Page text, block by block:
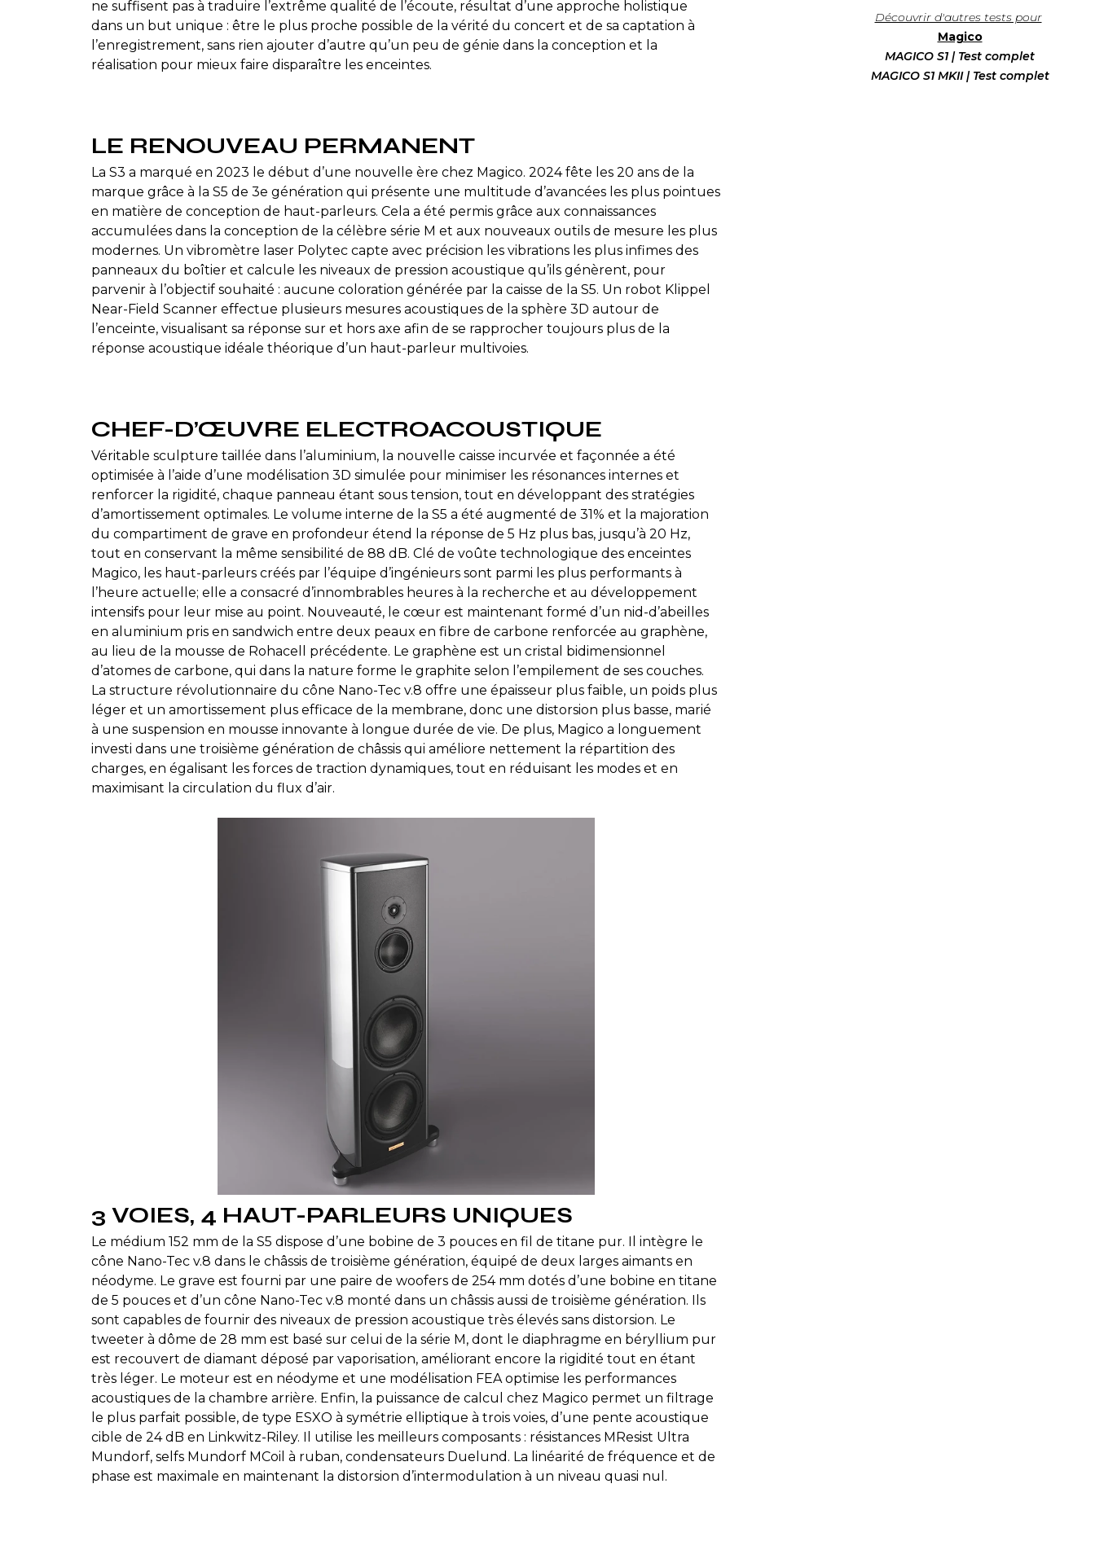
ne suffisent pas à traduire l’extrême qualité de l’écoute, résultat d’une approche holistique
dans un but unique : être le plus proche possible de la vérité du concert et de sa captation à
l’enregistrement, sans rien ajouter d’autre qu’un peu de génie dans la conception et la
réalisation pour mieux faire disparaître les enceintes.
LE RENOUVEAU PERMANENT
La S3 a marqué en 2023 le début d’une nouvelle ère chez Magico. 2024 fête les 20 ans de la
marque grâce à la S5 de 3e génération qui présente une multitude d’avancées les plus pointues
en matière de conception de haut-parleurs. Cela a été permis grâce aux connaissances
accumulées dans la conception de la célèbre série M et aux nouveaux outils de mesure les plus
modernes. Un vibromètre laser Polytec capte avec précision les vibrations les plus infimes des
panneaux du boîtier et calcule les niveaux de pression acoustique qu’ils génèrent, pour
parvenir à l’objectif souhaité : aucune coloration générée par la caisse de la S5. Un robot Klippel
Near-Field Scanner effectue plusieurs mesures acoustiques de la sphère 3D autour de
l’enceinte, visualisant sa réponse sur et hors axe afin de se rapprocher toujours plus de la
réponse acoustique idéale théorique d’un haut-parleur multivoies.
CHEF-D’ŒUVRE ELECTROACOUSTIQUE
Véritable sculpture taillée dans l’aluminium, la nouvelle caisse incurvée et façonnée a été
optimisée à l’aide d’une modélisation 3D simulée pour minimiser les résonances internes et
renforcer la rigidité, chaque panneau étant sous tension, tout en développant des stratégies
d’amortissement optimales. Le volume interne de la S5 a été augmenté de 31% et la majoration
du compartiment de grave en profondeur étend la réponse de 5 Hz plus bas, jusqu’à 20 Hz,
tout en conservant la même sensibilité de 88 dB. Clé de voûte technologique des enceintes
Magico, les haut-parleurs créés par l’équipe d’ingénieurs sont parmi les plus performants à
l’heure actuelle; elle a consacré d’innombrables heures à la recherche et au développement
intensifs pour leur mise au point. Nouveauté, le cœur est maintenant formé d’un nid-d’abeilles
en aluminium pris en sandwich entre deux peaux en fibre de carbone renforcée au graphène,
au lieu de la mousse de Rohacell précédente. Le graphène est un cristal bidimensionnel
d’atomes de carbone, qui dans la nature forme le graphite selon l’empilement de ses couches.
La structure révolutionnaire du cône Nano-Tec v.8 offre une épaisseur plus faible, un poids plus
léger et un amortissement plus efficace de la membrane, donc une distorsion plus basse, marié
à une suspension en mousse innovante à longue durée de vie. De plus, Magico a longuement
investi dans une troisième génération de châssis qui améliore nettement la répartition des
charges, en égalisant les forces de traction dynamiques, tout en réduisant les modes et en
maximisant la circulation du flux d’air.
3 VOIES, 4 HAUT-PARLEURS UNIQUES
Le médium 152 mm de la S5 dispose d’une bobine de 3 pouces en fil de titane pur. Il intègre le
cône Nano-Tec v.8 dans le châssis de troisième génération, équipé de deux larges aimants en
néodyme. Le grave est fourni par une paire de woofers de 254 mm dotés d’une bobine en titane
de 5 pouces et d’un cône Nano-Tec v.8 monté dans un châssis aussi de troisième génération. Ils
sont capables de fournir des niveaux de pression acoustique très élevés sans distorsion. Le
tweeter à dôme de 28 mm est basé sur celui de la série M, dont le diaphragme en béryllium pur
est recouvert de diamant déposé par vaporisation, améliorant encore la rigidité tout en étant
très léger. Le moteur est en néodyme et une modélisation FEA optimise les performances
acoustiques de la chambre arrière. Enfin, la puissance de calcul chez Magico permet un filtrage
le plus parfait possible, de type ESXO à symétrie elliptique à trois voies, d’une pente acoustique
cible de 24 dB en Linkwitz-Riley. Il utilise les meilleurs composants : résistances MResist Ultra
Mundorf, selfs Mundorf MCoil à ruban, condensateurs Duelund. La linéarité de fréquence et de
phase est maximale en maintenant la distorsion d’intermodulation à un niveau quasi nul.
Découvrir d'autres tests pour
Magico
MAGICO S1 | Test complet
MAGICO S1 MKII | Test complet